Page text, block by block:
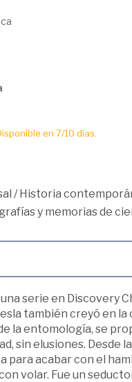
en 7/10 días.
/Historia
y memorias de
serie en Discovery
también creyó en
entomología, se
sin elusiones. Desde
acabar con el
volar. Fue un